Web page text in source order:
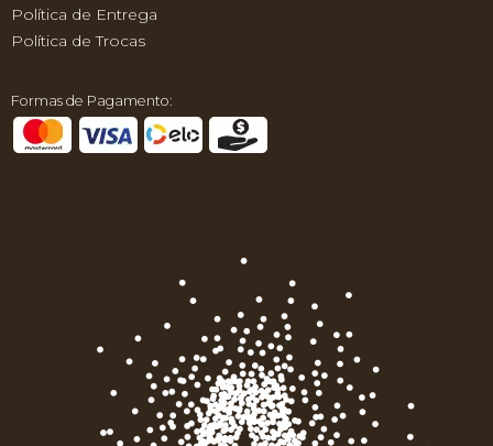
Política de Entrega
Política de Trocas
Formas de Pagamento: